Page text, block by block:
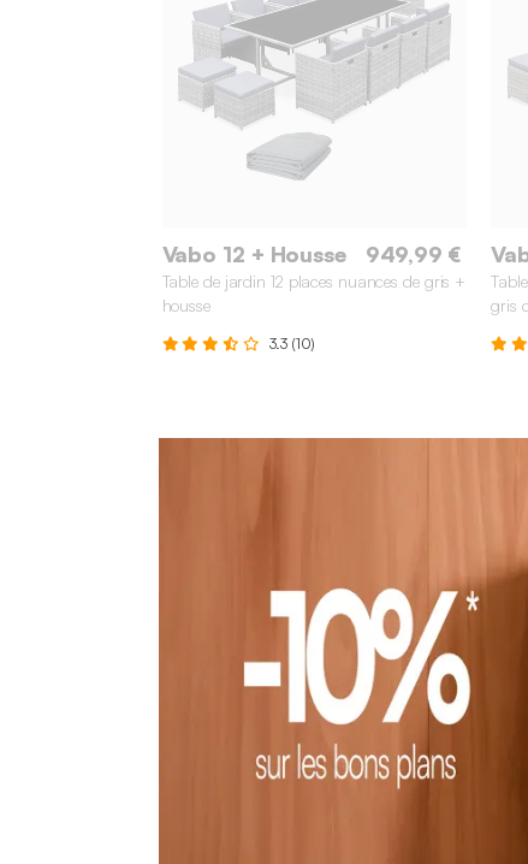
Vabo 12 + Housse 949,99 €
Table de jardin 12 places nuances de gris +
housse
3.3 (10)
gris